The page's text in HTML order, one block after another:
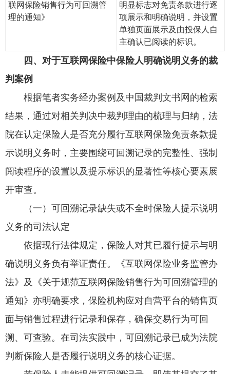
联网保险销售行为可回溯管
理的通知》
明显标志对免责条款进行逐
项展示和明确说明，并设置
单独页面展示及由投保人自
主确认已阅读的标识。
四、对于互联网保险中保险人明确说明义务的裁
判案例
根据笔者实务经办案例及中国裁判文书网的检索
结果，通过对相关判决中裁判理由的梳理与归纳，法
院在认定保险人是否充分履行互联网保险免责条款提
示说明义务时，主要围绕可回溯记录的完整性、强制
阅读程序的设置以及提示标识的显著性等核心要素展
开审查。
（一）可回溯记录缺失或不全时保险人提示说明
义务的司法认定
依据现行法律规定，保险人对其已履行提示与明
确说明义务负有举证责任。《互联网保险业务监管办
法》及《关于规范互联网保险销售行为可回溯管理的
通知》亦明确要求，保险机构应对自营平台的销售页
面与销售过程进行记录和保存，确保交易行为可回
溯、可查验。在司法实践中，可回溯记录已成为法院
判断保险人是否履行说明义务的核心证据。